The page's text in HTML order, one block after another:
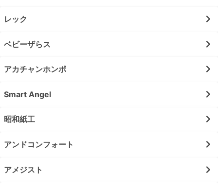
レック
ベビーザらス
アカチャンホンポ
Smart Angel
昭和紙工
アンドコンフォート
アメジスト